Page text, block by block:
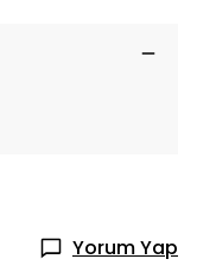
Yorum Yap